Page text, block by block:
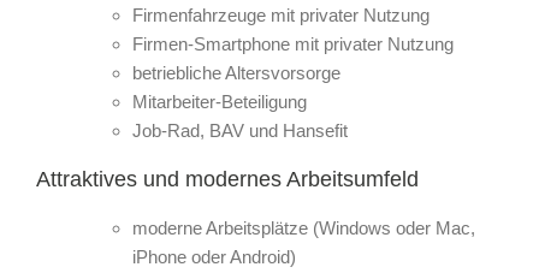
Firmenfahrzeuge mit privater Nutzung
Firmen-Smartphone mit privater Nutzung
betriebliche Altersvorsorge
Mitarbeiter-Beteiligung
Job-Rad, BAV und Hansefit
Attraktives und modernes Arbeits­umfeld
moderne Arbeitsplätze (Windows oder Mac,
iPhone oder Android)